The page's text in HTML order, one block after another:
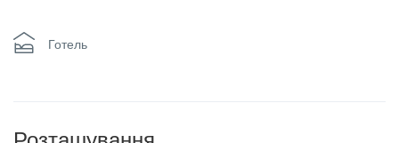
Сніданок
Готель